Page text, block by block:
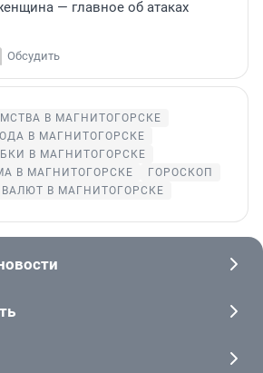
— главное об атаках
Обсудить
В МАГНИТОГОРСКЕ
В МАГНИТОГОРСКЕ
В МАГНИТОГОРСКЕ
В МАГНИТОГОРСКЕ
ГОРОСКОП
В МАГНИТОГОРСКЕ